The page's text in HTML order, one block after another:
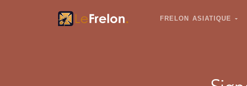
FRELON ASIATIQUE